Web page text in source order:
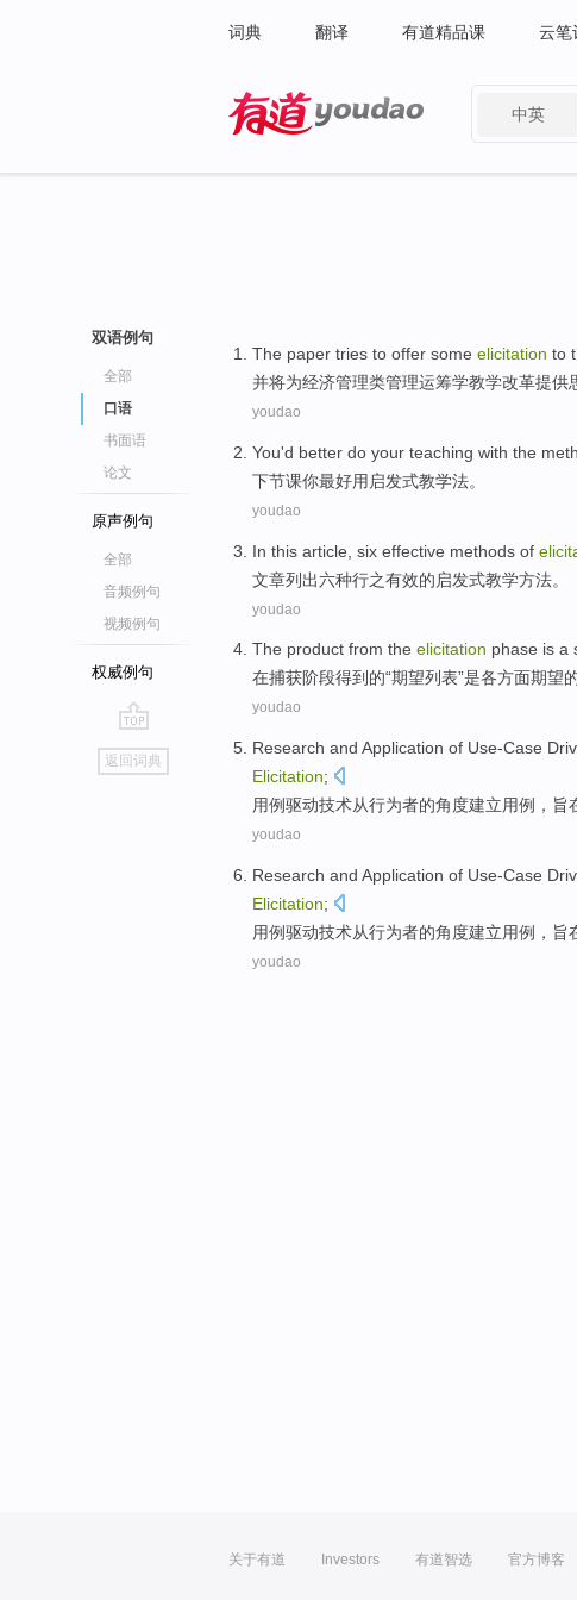
词典 翻译 有道精品课 云笔
中英
双语例句
全部
口语
书面语
论文
原声例句
全部
音频例句
视频例句
权威例句
go
top
返回词典
The paper tries to offer some elicitation to
并将为经济管理类管理运筹学教学改革提供
youdao
You'd better do your teaching with the
下节课你最好用启发式教学法。
youdao
In this article six effective methods of
文章列出六种行之有效的启发式教学方法。
youdao
The product from the elicitation phase is a
在捕获阶段得到 的“期望列表”是各方面期望
youdao
Research and Application of Use-Case
Elicitation;
用例驱动技术从行为者的角度建立用例，旨
youdao
Research and Application of Use-Case
Elicitation;
用例驱动技术从行为者的角度建立用例，旨
youdao
关于有道 Investors 有道智选 官方博客